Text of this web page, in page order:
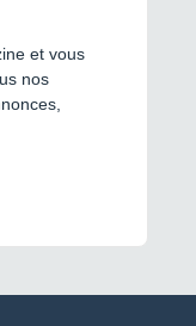
et vous
nos